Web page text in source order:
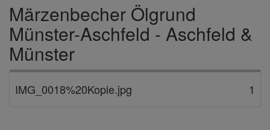
Märzenbecher Ölgrund
Münster-Aschfeld - Aschfeld &
Münster
1
IMG_0018%20Kopie.jpg